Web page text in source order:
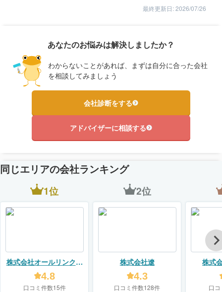
最終更新日: 2026/07/26
あなたのお悩みは解決しましたか？
わからないことがあれば、まずは自分に合った会社
を相談してみましょう
会社診断をする
アドバイザーに相談する
同じエリアの会社ランキング
1位
株式会社オールリンクリ
フォームズ
4.8
口コミ件数15件
2位
株式会社遼
4.3
口コミ件数128件
株式
口